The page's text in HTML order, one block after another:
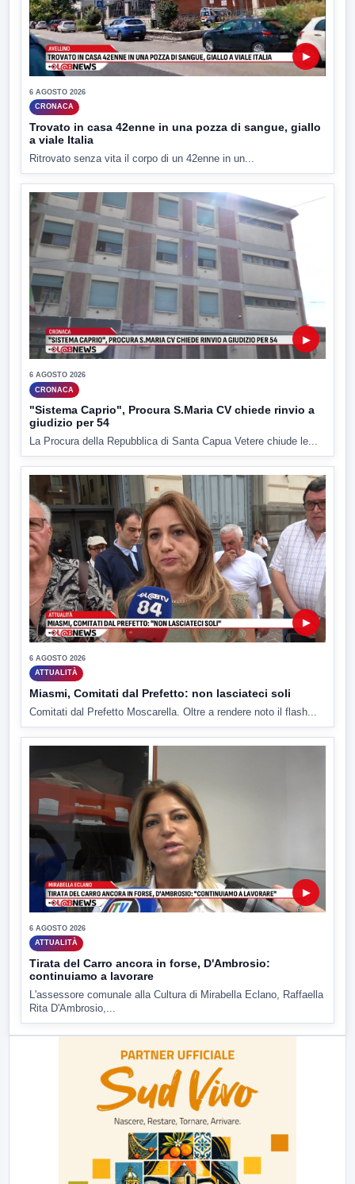
▶
6 AGOSTO 2026
CRONACA
Trovato in casa 42enne in una pozza di sangue, giallo
a viale Italia
Ritrovato senza vita il corpo di un 42enne in un...
▶
6 AGOSTO 2026
CRONACA
"Sistema Caprio", Procura S.Maria CV chiede rinvio a
giudizio per 54
La Procura della Repubblica di Santa Capua Vetere chiude le...
▶
6 AGOSTO 2026
ATTUALITÀ
Miasmi, Comitati dal Prefetto: non lasciateci soli
Comitati dal Prefetto Moscarella. Oltre a rendere noto il flash...
▶
6 AGOSTO 2026
ATTUALITÀ
Tirata del Carro ancora in forse, D'Ambrosio:
continuiamo a lavorare
L'assessore comunale alla Cultura di Mirabella Eclano, Raffaella
Rita D'Ambrosio,...